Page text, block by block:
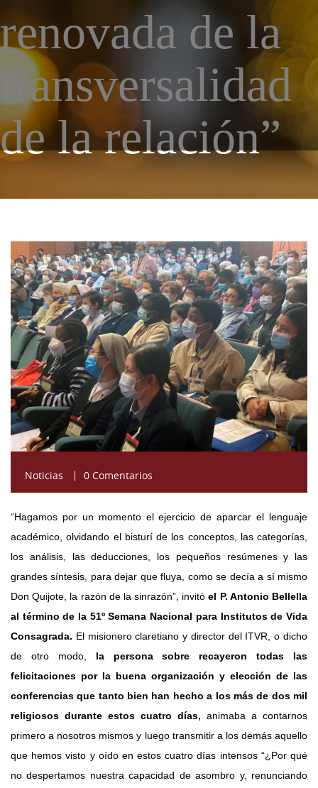
42 Semana (2013)
41 Semana (2012)
40 Semana (2011)
39 Semana (2010)
renovada de la
transversalidad
de la relación”
IMG_4671.jpeg
Noticias 0 Comentarios
“Hagamos por un momento el ejercicio de aparcar el lenguaje
académico, olvidando el bisturí de los conceptos, las categorías,
los análisis, las deducciones, los pequeños resúmenes y las
grandes síntesis, para dejar que fluya, como se decía a sí mismo
Don Quijote, la razón de la sinrazón”, invitóel P. Antonio Bellella
al término de la 51º Semana Nacional para Institutos de Vida
Consagrada. El misionero claretiano y director del ITVR, o dicho
de otro modo, la persona sobre recayeron todas las
felicitaciones por la buena organización y elección de las
conferencias que tanto bien han hecho a los más de dos mil
religiosos durante estos cuatro días, animaba a contarnos
primero a nosotros mismos y luego transmitir a los demás aquello
que hemos visto y oído en estos cuatro días intensos “¿Por qué
no despertamos nuestra capacidad de asombro y, renunciando